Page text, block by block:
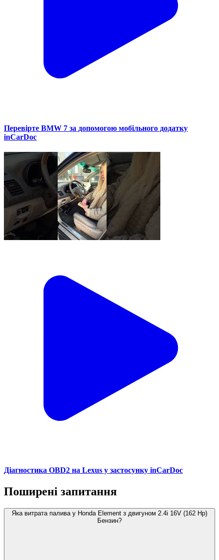
Перевірте BMW 7 за допомогою мобільного додатку
inCarDoc
Діагностика OBD2 на Lexus у застосунку inCarDoc
Поширені запитання
Яка витрата палива у Honda Element з двигуном 2.4i 16V (162 Hp)
Бензин?